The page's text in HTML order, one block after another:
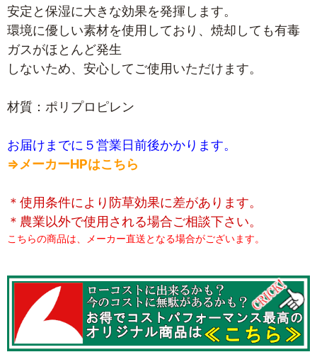
安定と保湿に大きな効果を発揮します。
環境に優しい素材を使用しており、焼却しても有毒
ガスがほとんど発生
しないため、安心してご使用いただけます。
材質：ポリプロピレン
お届けまでに５営業日前後かかります。
⇒メーカーHPはこちら
＊使用条件により防草効果に差があります。
＊農業以外で使用される場合ご相談下さい。
こちらの商品は、メーカー直送となる場合がございます。